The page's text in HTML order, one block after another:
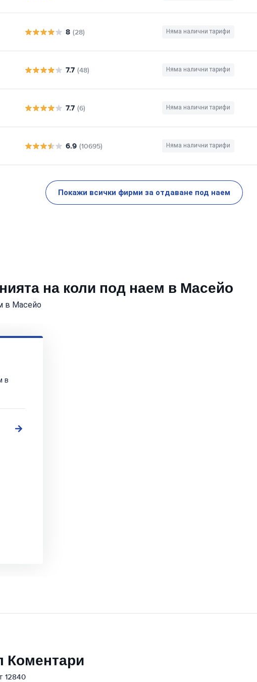
8 (28) Няма налични тарифи
7.7 (48) Няма налични тарифи
7.7 (6) Няма налични тарифи
6.9 (10695) Няма налични тарифи
Покажи всички фирми за отдаване под наем
на коли под наем в Масейо
в Масейо
в
Коментари
12840